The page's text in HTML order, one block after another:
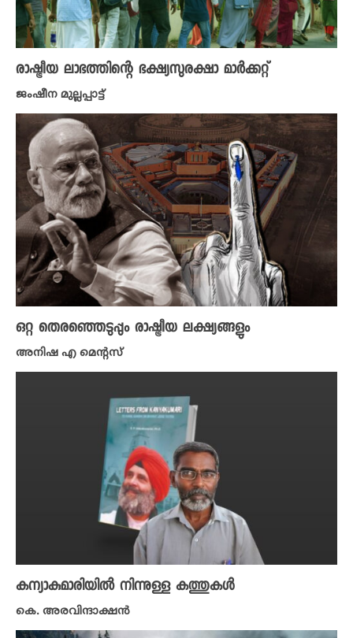
രാഷ്ട്രീയ ലാഭത്തിന്റെ ഭക്ഷ്യസുരക്ഷാ മാർക്കറ്റ്
ജംഷീന മുല്ലപ്പാട്ട്
ഒറ്റ തെരഞ്ഞെടുപ്പും രാഷ്ട്രീയ ലക്ഷ്യങ്ങളും
അനിഷ എ മെന്റസ്
കന്യാകുമാരിയിൽ നിന്നുള്ള കത്തുകൾ
കെ. അരവിന്ദാക്ഷൻ